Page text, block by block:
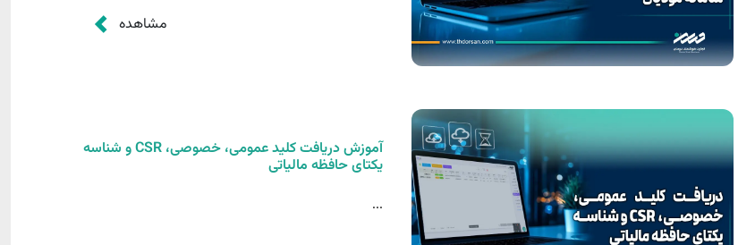
مشاهده
آموزش دریافت کلید عمومی، خصوصی، CSR و شناسه
یکتای حافظه مالیاتی
...